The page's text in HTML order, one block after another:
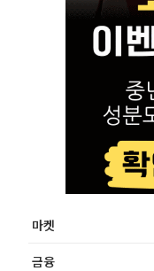
마켓
금융